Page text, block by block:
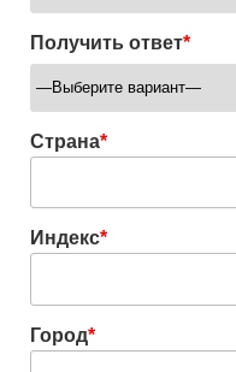
Получить ответ*
Страна*
Индекс*
Город*